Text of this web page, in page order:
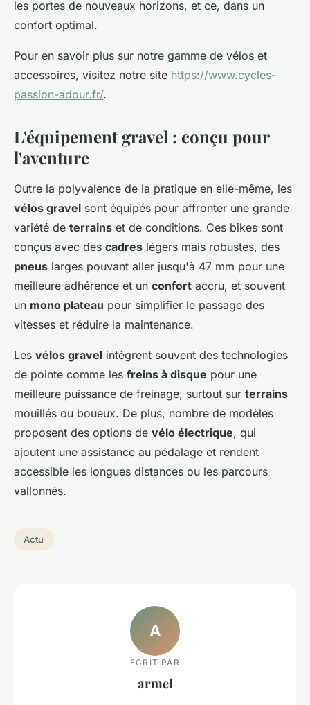
les portes de nouveaux horizons, et ce, dans un
confort optimal.
Pour en savoir plus sur notre gamme de vélos et
accessoires, visitez notre site https://www.cycles-
passion-adour.fr/.
L'équipement gravel : conçu pour
l'aventure
Outre la polyvalence de la pratique en elle-même, les
vélos gravel sont équipés pour affronter une grande
variété de terrains et de conditions. Ces bikes sont
conçus avec des cadres légers mais robustes, des
pneus larges pouvant aller jusqu'à 47 mm pour une
meilleure adhérence et un confort accru, et souvent
un mono plateau pour simplifier le passage des
vitesses et réduire la maintenance.
Les vélos gravel intègrent souvent des technologies
de pointe comme les freins à disque pour une
meilleure puissance de freinage, surtout sur terrains
mouillés ou boueux. De plus, nombre de modèles
proposent des options de vélo électrique, qui
ajoutent une assistance au pédalage et rendent
accessible les longues distances ou les parcours
vallonnés.
Actu
A
ECRIT PAR
armel